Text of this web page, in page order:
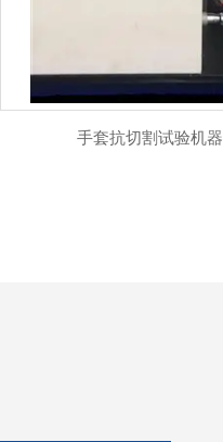
手套抗切割试验机器